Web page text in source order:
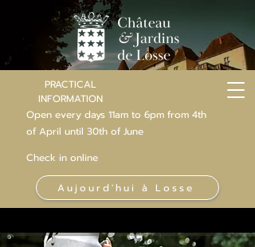
PRACTICAL
INFORMATION
Open every days 11am to 6pm from 4th
of April until 30th of June
Check in online
Aujourd'hui à Losse